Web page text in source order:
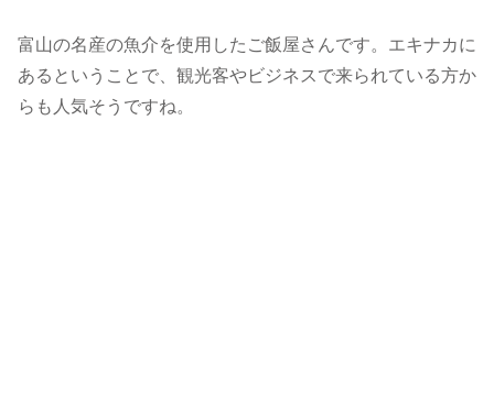
富山の名産の魚介を使用したご飯屋さんです。エキナカに
あるということで、観光客やビジネスで来られている方か
らも人気そうですね。